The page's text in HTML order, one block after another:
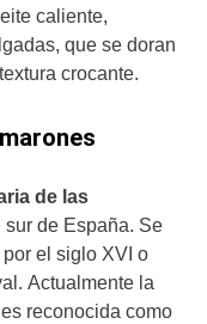
caliente,
que se doran
crocante.
de las
sur de España. Se
el siglo XVI o
Actualmente la
reconocida como